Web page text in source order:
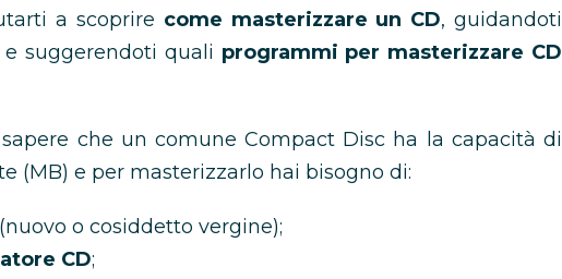
a scoprire come masterizzare un CD, guidandoti
e suggerendoti quali programmi per masterizzare CD
che un comune Compact Disc ha la capacità di
(MB) e per masterizzarlo hai bisogno di:
(nuovo o cosiddetto vergine);
CD;